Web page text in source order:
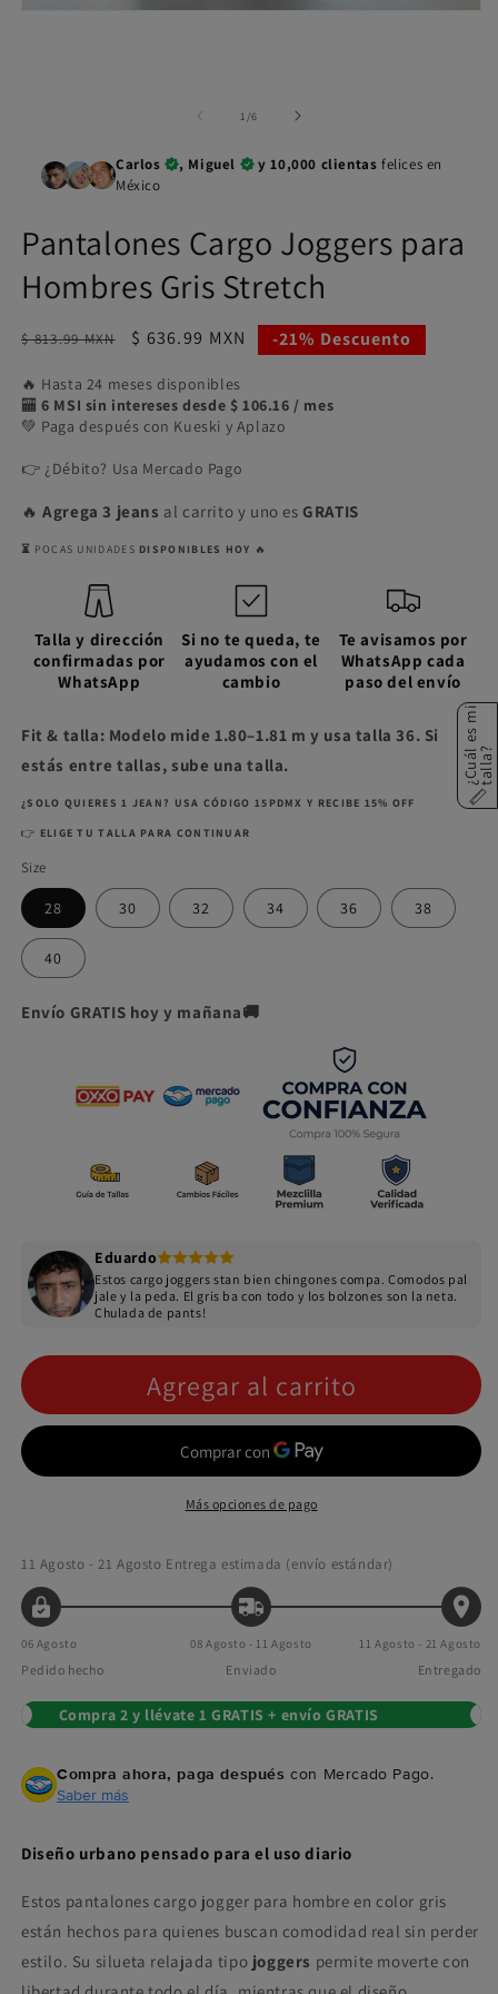
1 /de
6
Carlos , Miguel y 10,000 clientasfelices en
México
Pantalones Cargo Joggers para
Hombres Gris Stretch
Precio
$ 813.99 MXN
Precio
oferta
$ 636.99 MXN -21% Descuento
🔥 Hasta 24 meses disponibles
🏧6 MSI sin intereses desde $ 106.16 / mes
💚 Paga después con Kueski y Aplazo
👉 ¿Débito? Usa Mercado Pago
🔥 Agrega 3 jeans al carrito y uno es GRATIS
⏳ POCAS UNIDADES DISPONIBLES HOY 🔥
Talla y dirección
confirmadas por
WhatsApp
Si no te queda, te
ayudamos con el
cambio
Te avisamos por
WhatsApp cada
paso del envío
Fit & talla: Modelo mide 1.80–1.81 m y usa talla 36. Si
estás entre tallas, sube una talla.
¿SOLO QUIERES 1 JEAN? USA CÓDIGO 15PDMX Y RECIBE 15% OFF
👉 ELIGE TU TALLA PARA CONTINUAR
Size
28 30 32 34 36 38
40
Envío GRATIS hoy y mañana🚚
Eduardo
Estos cargo joggers stan bien chingones compa. Comodos pal
jale y la peda. El gris ba con todo y los bolzones son la neta.
Chulada de pants!
Agregar al carrito
Más opciones de pago
11 Agosto - 21 Agosto Entrega estimada (envío estándar)
06 Agosto
Pedido hecho
08 Agosto - 11 Agosto
Enviado
11 Agosto - 21 Agosto
Entregado
Compra 2 y llévate 1 GRATIS + envío GRATIS
Compra ahora, paga después con Mercado Pago.
Saber más
Diseño urbano pensado para el uso diario
Estos pantalones cargo jogger para hombre en color gris
están hechos para quienes buscan comodidad real sin perder
estilo. Su silueta relajada tipo joggers permite moverte con
¿
C
u
ál
e
s
m
i
t
a
l
l
a?